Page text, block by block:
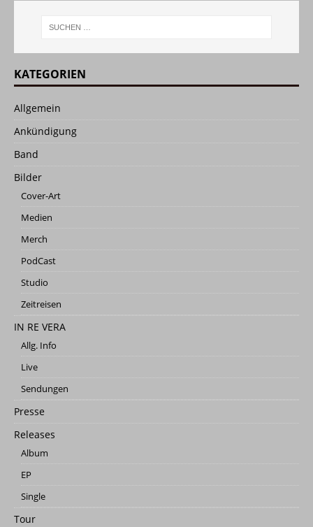
KATEGORIEN
Allgemein
Ankündigung
Band
Bilder
Cover-Art
Medien
Merch
PodCast
Studio
Zeitreisen
IN RE VERA
Allg. Info
Live
Sendungen
Presse
Releases
Album
EP
Single
Tour